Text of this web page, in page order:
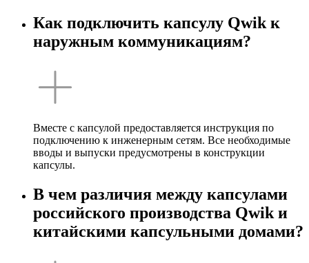
Как подключить капсулу Qwik к
наружным коммуникациям?
Вместе с капсулой предоставляется инструкция по
подключению к инженерным сетям. Все необходимые
вводы и выпуски предусмотрены в конструкции
капсулы.
В чем различия между капсулами
российского производства Qwik и
китайскими капсульными домами?